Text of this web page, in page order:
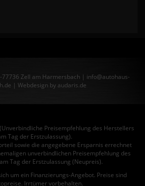
Zell am Harmersbach | info@autohaus-
| Webdesign by audaris.de
Preisempfehlung des Herstellers
Tag der Erstzulassung).
sowie die angegebene Ersparnis errechnet
unverbindlichen Preisempfehlung des
Tag der Erstzulassung (Neupreis).
um ein Finanzierungs-Angebot. Preise sind
Irrtümer vorbehalten.